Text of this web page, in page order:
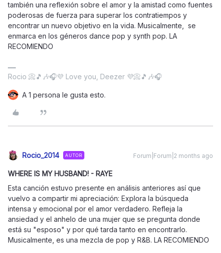
también una reflexión sobre el amor y la amistad como fuentes
poderosas de fuerza para superar los contratiempos y
encontrar un nuevo objetivo en la vida. Musicalmente, se
enmarca en los géneros dance pop y synth pop. LA
RECOMIENDO
Rocio 📀🎵🎶🎧💜 Love you, Deezer 💜📀🎵🎶🎧
A 1 persona le gusta esto.
Rocio_2014 AUTOR Forum|Forum|2 months ago
WHERE IS MY HUSBAND! - RAYE
Esta canción estuvo presente en análisis anteriores así que
vuelvo a compartir mi apreciación: Explora la búsqueda
intensa y emocional por el amor verdadero. Refleja la
ansiedad y el anhelo de una mujer que se pregunta donde
está su "esposo" y por qué tarda tanto en encontrarlo.
Musicalmente, es una mezcla de pop y R&B. LA RECOMIENDO